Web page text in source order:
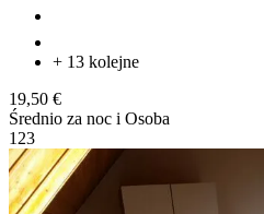
+ 13 kolejne
19,50 €
Średnio za noc i Osoba
1 23